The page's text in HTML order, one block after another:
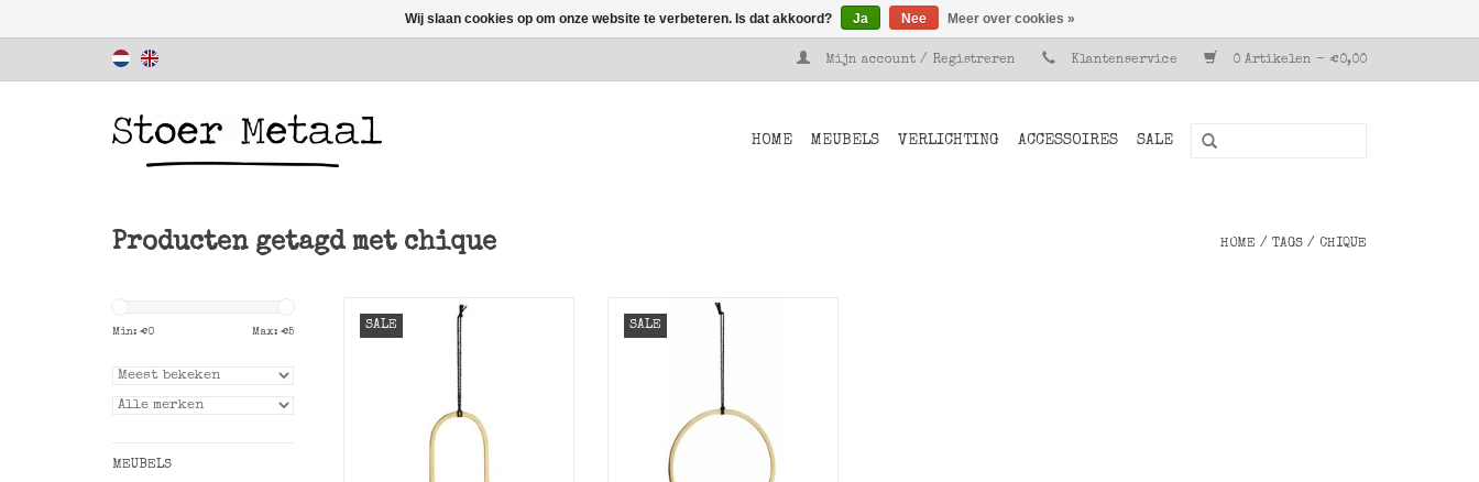
Mijn account / Registreren Klantenservice 0 Artikelen - €0,00
HOME MEUBELS VERLICHTING ACCESSOIRES SALE
Producten getagd met chique HOME / TAGS / CHIQUE
Min: €0 Max: €5
MEUBELS
SALE
Ovalen goudkleurige
decoratie hanger van Madam
Stoltz.
TOEVOEGEN AAN WINKELWAGEN
SALE
Ronde goudkleurige
decoratie hanger van Madam
Stoltz.
TOEVOEGEN AAN WINKELWAGEN
Wij slaan cookies op om onze website te verbeteren. Is dat akkoord? Ja Nee Meer over cookies »